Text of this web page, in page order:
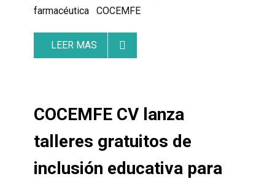
farmacéutica COCEMFE
LEER MAS
COCEMFE CV lanza
talleres gratuitos de
inclusión educativa para